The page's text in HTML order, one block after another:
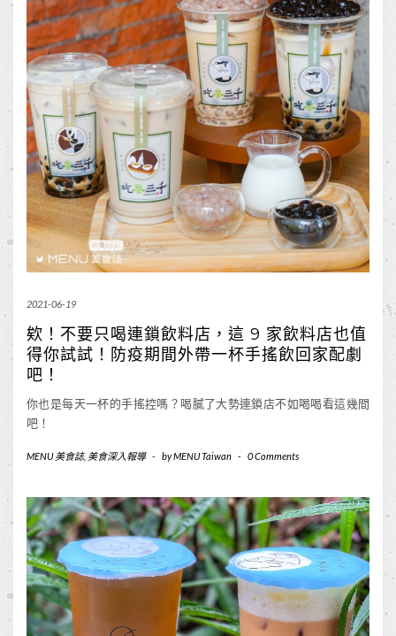
2021-06-19
欸！不要只喝連鎖飲料店，這 9 家飲料店也值
得你試試！防疫期間外帶一杯手搖飲回家配劇
吧！
你也是每天一杯的手搖控嗎？喝膩了大勢連鎖店不如喝喝看這幾間
吧！
MENU 美食誌, 美食深入報導 - byMENU Taiwan - 0 Comments